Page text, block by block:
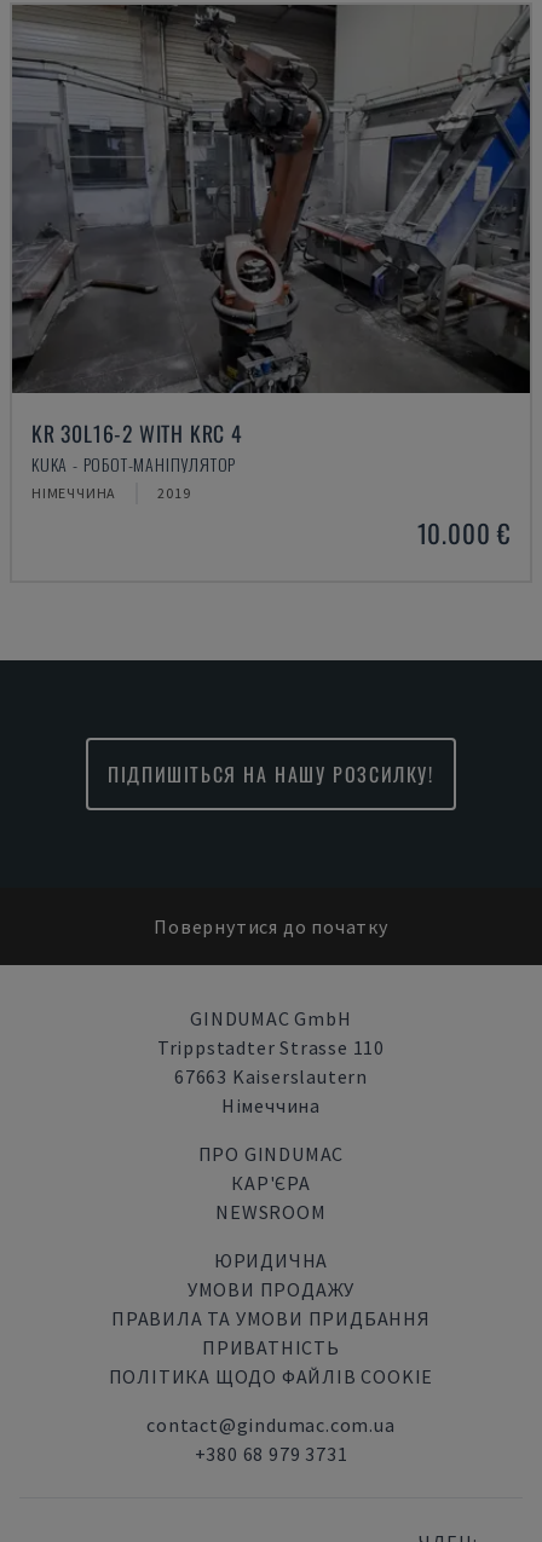
KR 30L16-2 WITH KRC 4
KUKA - РОБОТ-МАНІПУЛЯТОР
НІМЕЧЧИНА 2019
10.000 €
ПІДПИШІТЬСЯ НА НАШУ РОЗСИЛКУ!
Повернутися до початку
GINDUMAC GmbH
Trippstadter Strasse 110
67663 Kaiserslautern
Німеччина
ПРО GINDUMAC
КАР'ЄРА
NEWSROOM
ЮРИДИЧНА
УМОВИ ПРОДАЖУ
ПРАВИЛА ТА УМОВИ ПРИДБАННЯ
ПРИВАТНІСТЬ
ПОЛІТИКА ЩОДО ФАЙЛІВ COOKIE
contact@gindumac.com.ua
+380 68 979 3731